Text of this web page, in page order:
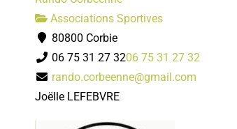
Associations Sportives
80800 Corbie
06 75 31 27 3206 75 31 27 32
rando.corbeenne@gmail.com
Joëlle LEFEBVRE